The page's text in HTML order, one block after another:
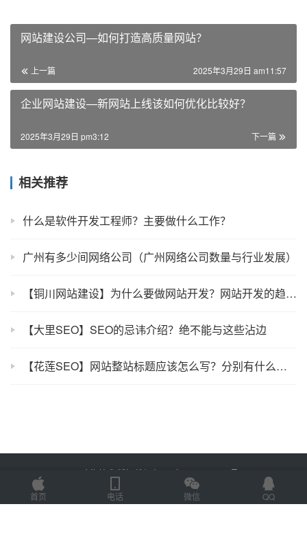
网站建设公司—如何打造高质量网站？
上一篇 2025年3月29日 am11:57
企业网站建设—新网站上线该如何优化比较好？
下一篇
2025年3月29日 pm3:12
相关推荐
什么是软件开发工程师？主要做什么工作？
广州有多少间网络公司（广州网络公司数量与行业发展）
【铜川网站建设】为什么要做网站开发？网站开发的趋势介绍
【大里SEO】SEO的忌讳介绍？绝不能与这些沾边
【花莲SEO】网站整站标题应该怎么写？分别有什么技巧？
Copyright © 2025 金海技术 版权所有 鲁ICP备2022012774号-2
首页
电话 微信 QQ